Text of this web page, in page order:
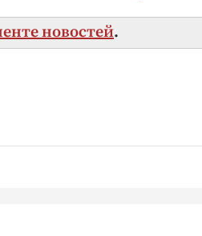
новостей.